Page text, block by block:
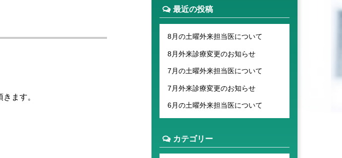
ます。
最近の投稿
8月の土曜外来担当医について
8月外来診療変更のお知らせ
7月の土曜外来担当医について
7月外来診療変更のお知らせ
6月の土曜外来担当医について
カテゴリー